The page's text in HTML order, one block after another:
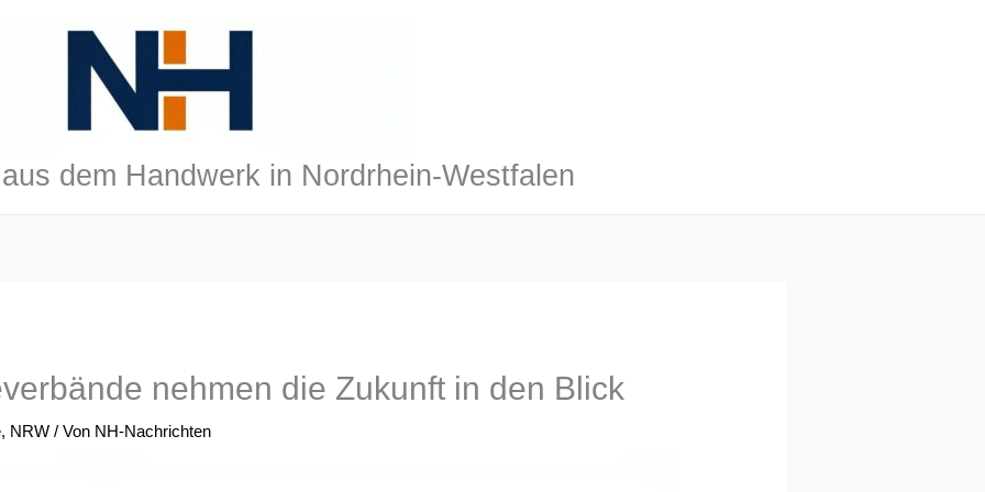
dem Handwerk in Nordrhein-Westfalen
nehmen die Zukunft in den Blick
, NRW / Von NH-Nachrichten